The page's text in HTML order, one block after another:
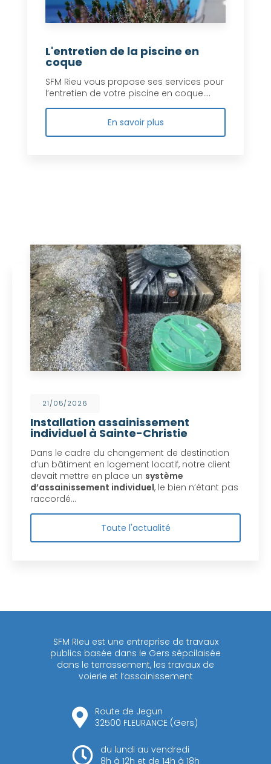
L'entretien de la piscine en
coque
SFM Rieu vous propose ses services pour
l’entretien de votre piscine en coque....
En savoir plus
21/05/2026
Installation assainissement
individuel à Sainte-Christie
Dans le cadre du changement de destination
d’un bâtiment en logement locatif, notre client
devait mettre en place un système
d’assainissement individuel, le bien n’étant pas
raccordé…
Toute l'actualité
SFM RIeu est une entreprise de travaux
publics basée dans le Gers sépcilaisée
dans le terrassement, les travaux de
voierie et l’assainissement
Route de Jegun
32500 FLEURANCE (Gers)
du lundi au vendredi
8h à 12h et de 14h à 18h